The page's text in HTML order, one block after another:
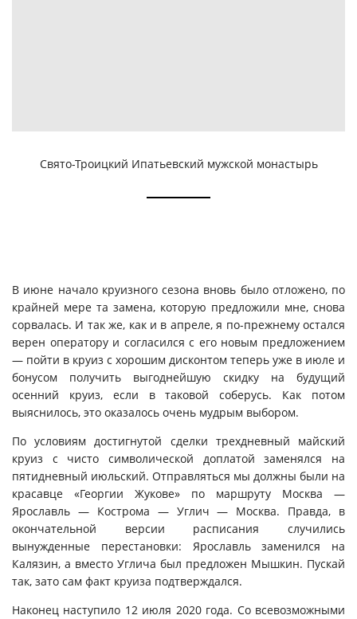
Свято-Троицкий Ипатьевский мужской монастырь
В июне начало круизного сезона вновь было отложено, по
крайней мере та замена, которую предложили мне, снова
сорвалась. И так же, как и в апреле, я по-прежнему остался
верен оператору и согласился с его новым предложением
— пойти в круиз с хорошим дисконтом теперь уже в июле и
бонусом получить выгоднейшую скидку на будущий
осенний круиз, если в таковой соберусь. Как потом
выяснилось, это оказалось очень мудрым выбором.
По условиям достигнутой сделки трехдневный майский
круиз с чисто символической доплатой заменялся на
пятидневный июльский. Отправляться мы должны были на
красавце «Георгии Жукове» по маршруту Москва —
Ярославль — Кострома — Углич — Москва. Правда, в
окончательной версии расписания случились
вынужденные перестановки: Ярославль заменился на
Калязин, а вместо Углича был предложен Мышкин. Пускай
так, зато сам факт круиза подтверждался.
Наконец наступило 12 июля 2020 года. Со всевозможными